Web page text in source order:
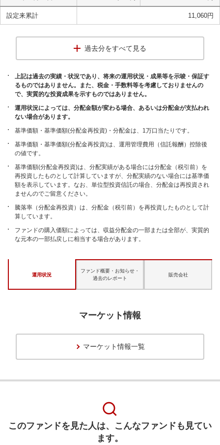
設定来累計 11,060円
過去分をすべて見る
上記は過去の実績・状況であり、将来の運用状況・成果等を示唆・保証す
るものではありません。また、税金・手数料等を考慮しておりませんの
で、実質的な投資成果を示すものではありません。
運用状況によっては、分配金額が変わる場合、あるいは分配金が支払われ
ない場合があります。
基準価額・基準価額(分配金再投資)・分配金は、1万口当たりです。
基準価額・基準価額(分配金再投資)は、運用管理費用（信託報酬）控除後
の値です。
基準価額(分配金再投資)は、分配実績がある場合には分配金（税引前）を
再投資したものとして計算していますが、分配実績のない場合には基準価
額を表示しています。なお、単位型投資信託の場合、分配金は再投資され
ませんのでご留意ください。
騰落率（分配金再投資）は、分配金（税引前）を再投資したものとして計
算しています。
ファンドの購入価額によっては、収益分配金の一部または全部が、実質的
な元本の一部払戻しに相当する場合があります。
運用状況
ファンド概要・お知らせ・
過去のレポート
販売会社
マーケット情報
マーケット情報一覧
このファンドを見た人は、こんなファンドも見てい
ます。